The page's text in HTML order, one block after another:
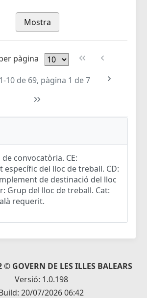
Mostra
pàgina
10 de 69, pàgina 1 de 7
convocatòria. CE:
específic del lloc de treball. CD:
de destinació del lloc
Grup del lloc de treball. Cat:
requerit.
GOVERN DE LES ILLES BALEARS
Versió: 1.0.198
20/07/2026 06:42